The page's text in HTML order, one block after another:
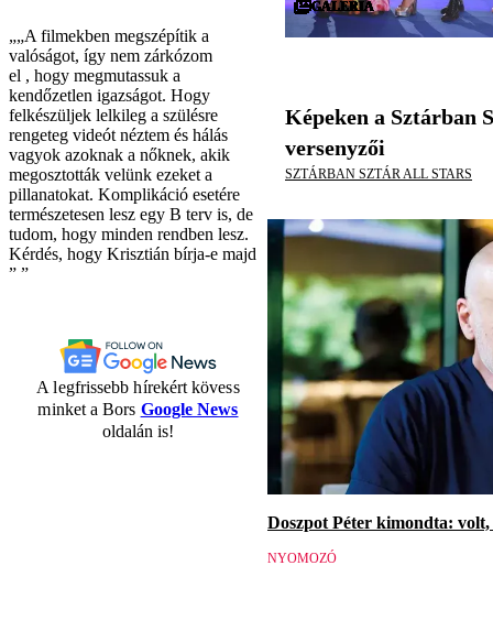
„A filmekben megszépítik a
valóságot, így nem zárkózom
el , hogy megmutassuk a
kendőzetlen igazságot. Hogy
felkészüljek lelkileg a szülésre
rengeteg videót néztem és hálás
vagyok azoknak a nőknek, akik
megosztották velünk ezeket a
pillanatokat. Komplikáció esetére
természetesen lesz egy B terv is, de
tudom, hogy minden rendben lesz.
Kérdés, hogy Krisztián bírja-e majd
”
A legfrissebb hírekért kövess
minket a Bors Google News
oldalán is!
GALÉRIA
GALÉRIA
GALÉRIA
GALÉRIA
GALÉRIA
GALÉRIA
GALÉRIA
GALÉRIA
GALÉRIA
GALÉRIA
GALÉRIA
GALÉRIA
GALÉRIA
GALÉRIA
GALÉRIA
GALÉRIA
GALÉRIA
GALÉRIA
GALÉRIA
GALÉRIA
GALÉRIA
GALÉRIA
GALÉRIA
GALÉRIA
GALÉRIA
GALÉRIA
GALÉRIA
GALÉRIA
GALÉRIA
GALÉRIA
Képeken a Sztárban
versenyzői
SZTÁRBAN SZTÁR ALL STARS
Doszpot Péter kimondta:
NYOMOZÓ